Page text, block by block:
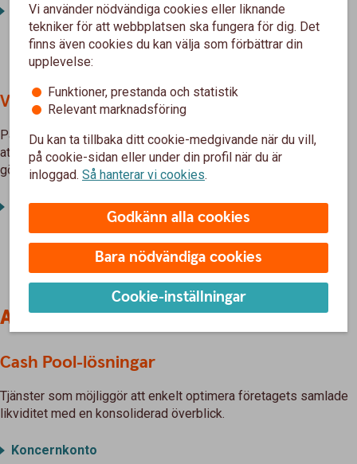
Klientmedelskonto
Valutakonto
På ett valutakonto går exportintäkterna direkt in på kontot utan
att växlas till svenska kronor. Importbetalningarna kan sedan
göras direkt från samma konto.
Valutakonto
Andra Cash Management-lösningar
Cash Pool-lösningar
Tjänster som möjliggör att enkelt optimera företagets samlade
likviditet med en konsoliderad överblick.
Koncernkonto
Vi använder nödvändiga cookies eller liknande
tekniker för att webbplatsen ska fungera för dig. Det
finns även cookies du kan välja som förbättrar din
upplevelse:
Funktioner, prestanda och statistik
Relevant marknadsföring
Du kan ta tillbaka ditt cookie-medgivande när du vill,
på cookie-sidan eller under din profil när du är
inloggad. Så hanterar vi cookies.
Godkänn alla cookies
Bara nödvändiga cookies
Cookie-inställningar